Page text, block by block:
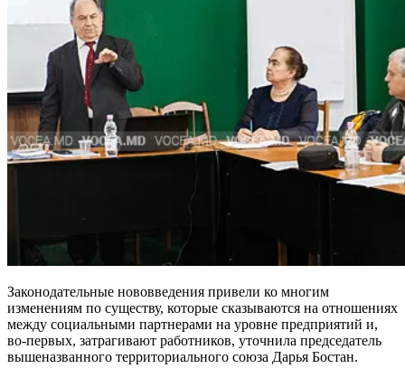
Законодательные нововведения привели ко мно­гим
изменениям по существу, которые сказываются на отношениях
между социальными партнерами на уровне предприятий и,
во-первых, затрагивают ра­ботников, уточнила председатель
вышеназванного территориального союза Дарья Бостан.